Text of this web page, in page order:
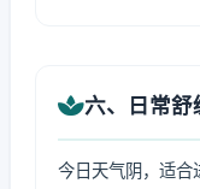
六、日常舒
今日天气阴，适合